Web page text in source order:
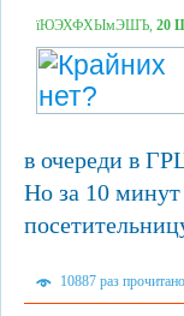
їЮЭХФХЫмЭШЪ, 20
в очереди в
Но за 10 минут
10887 раз прочитано